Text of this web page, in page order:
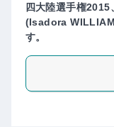
四大陸選手権
(Isadora
す。